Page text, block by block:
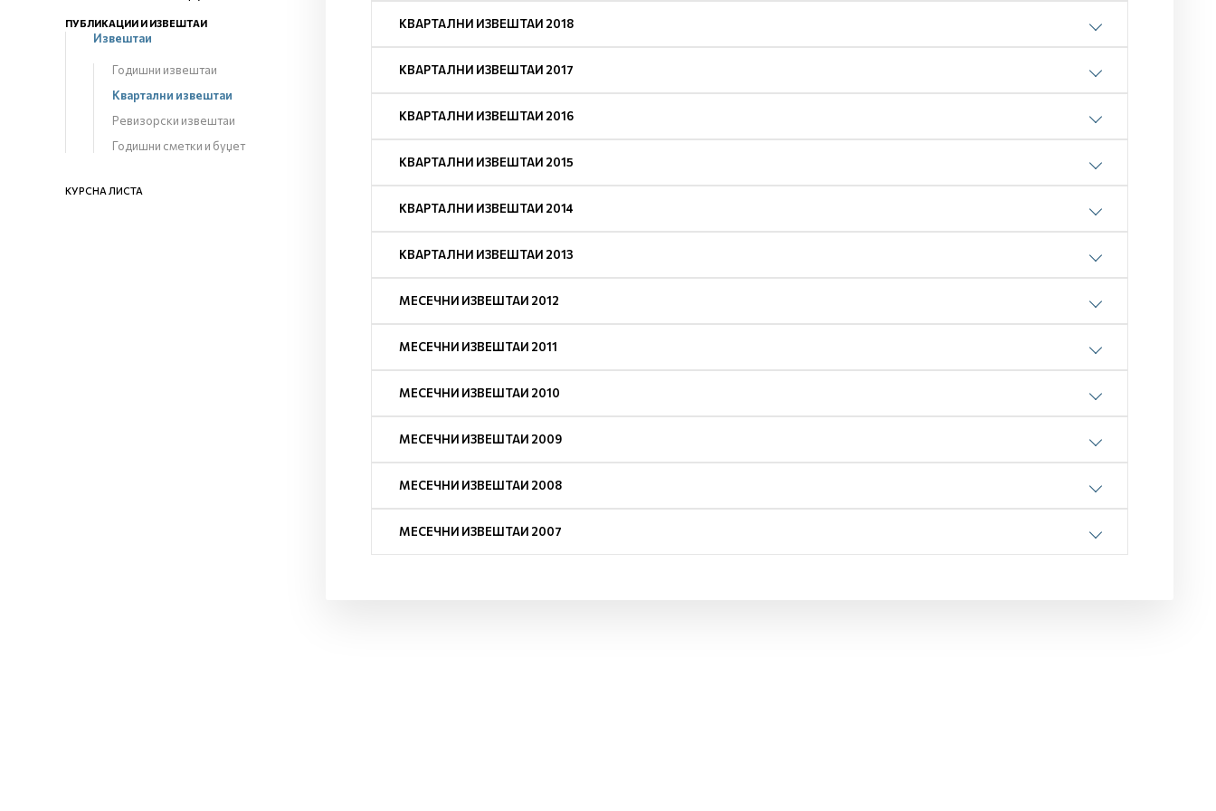
ПУБЛИКАЦИИ И ИЗВЕШТАИ
Извештаи
Годишни извештаи
Квартални извештаи
Ревизорски извештаи
Годишни сметки и буџет
КУРСНА ЛИСТА
КВАРТАЛНИ ИЗВЕШТАИ 2018
КВАРТАЛНИ ИЗВЕШТАИ 2017
КВАРТАЛНИ ИЗВЕШТАИ 2016
КВАРТАЛНИ ИЗВЕШТАИ 2015
КВАРТАЛНИ ИЗВЕШТАИ 2014
КВАРТАЛНИ ИЗВЕШТАИ 2013
МЕСЕЧНИ ИЗВЕШТАИ 2012
МЕСЕЧНИ ИЗВЕШТАИ 2011
МЕСЕЧНИ ИЗВЕШТАИ 2010
МЕСЕЧНИ ИЗВЕШТАИ 2009
МЕСЕЧНИ ИЗВЕШТАИ 2008
МЕСЕЧНИ ИЗВЕШТАИ 2007